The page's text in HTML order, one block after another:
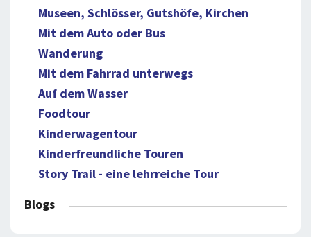
Museen, Schlösser, Gutshöfe, Kirchen
Mit dem Auto oder Bus
Wanderung
Mit dem Fahrrad unterwegs
Auf dem Wasser
Foodtour
Kinderwagentour
Kinderfreundliche Touren
Story Trail - eine lehrreiche Tour
Blogs